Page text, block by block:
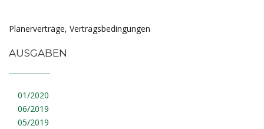
Planerverträge, Vertragsbedingungen
AUSGABEN
01/2020
06/2019
05/2019